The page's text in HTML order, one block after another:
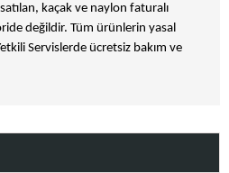
kaçak ve naylon faturalı
değildir. Tüm ürünlerin yasal
Servislerde ücretsiz bakım ve